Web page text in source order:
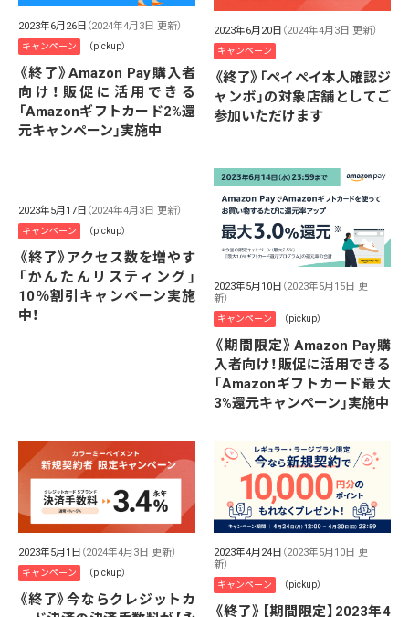
2023年6月26日 （2024年4月3日 更新）
キャンペーン （pickup）
《終了》Amazon Pay購入者
向け！販促に活用できる
「Amazonギフトカード2%還
元キャンペーン」実施中
2023年6月20日 （2024年4月3日 更新）
キャンペーン
《終了》「ペイペイ本人確認ジ
ャンボ」の対象店舗としてご
参加いただけます
2023年5月17日 （2024年4月3日 更新）
キャンペーン （pickup）
《終了》アクセス数を増やす
「かんたんリスティング」
10％割引キャンペーン実施
中！
2023年5月10日 （2023年5月15日 更
新）
キャンペーン （pickup）
《期間限定》Amazon Pay購
入者向け！販促に活用できる
「Amazonギフトカード最大
3%還元キャンペーン」実施中
2023年5月1日 （2024年4月3日 更新）
キャンペーン （pickup）
《終了》今ならクレジットカ
2023年4月24日 （2023年5月10日 更
新）
キャンペーン （pickup）
《終了》【期間限定】2023年4